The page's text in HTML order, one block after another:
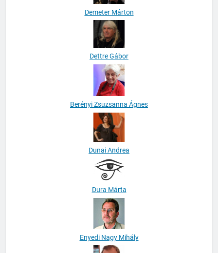
Demeter Márton
Dettre Gábor
Berényi Zsuzsanna Ágnes
Dunai Andrea
Dura Márta
Enyedi Nagy Mihály